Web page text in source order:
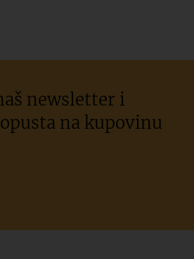
newsletter i
na kupovinu